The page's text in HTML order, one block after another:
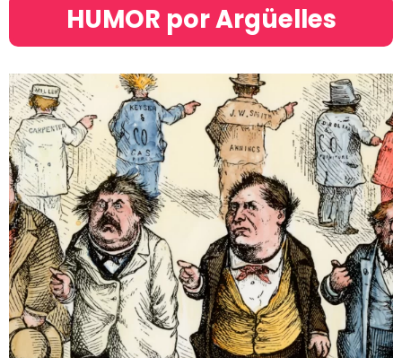
HUMOR por Argüelles​